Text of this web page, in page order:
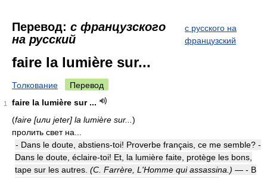
Перевод: с французского
на русский
с русского на
французский
faire la lumière sur...
Толкование Перевод
1
faire la lumière sur ...
(faire [или jeter] la lumière sur... )
пролить свет на...
- Dans le doute, abstiens-toi! Proverbe français, ce me semble? -
Dans le doute, éclaire-toi! Et, la lumière faite, protège les bons,
tape sur les autres. (C. Farrère, L'Homme qui assassina.) — - В